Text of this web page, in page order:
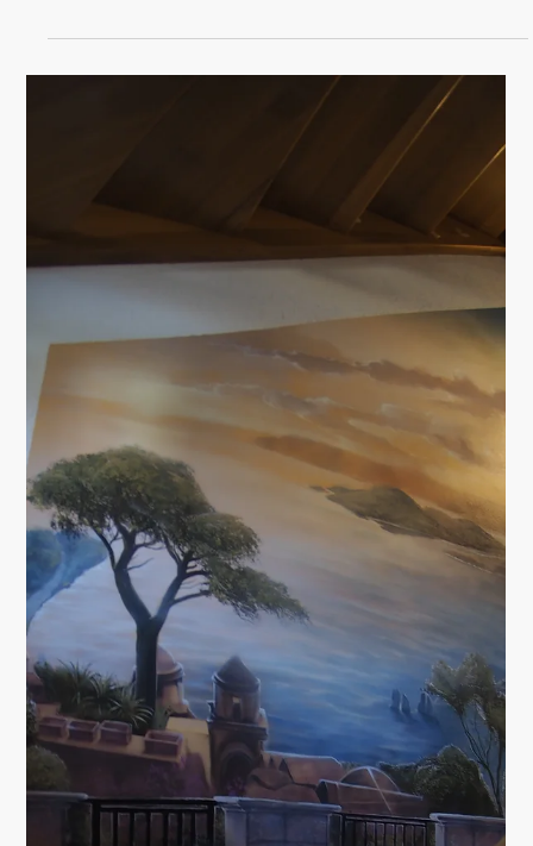
THE MAN CAVE / DIE
MÄNNERHÖHLE
Inspiriert von den Sagen der Wikinger... ...entstand der
erste Entwurf für einen einzigartigen Clubraum. Der 3D
Entwurf zeigt die Möbel...
Load video